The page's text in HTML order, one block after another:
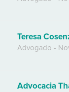
Teresa
Advogado -
Advocacia